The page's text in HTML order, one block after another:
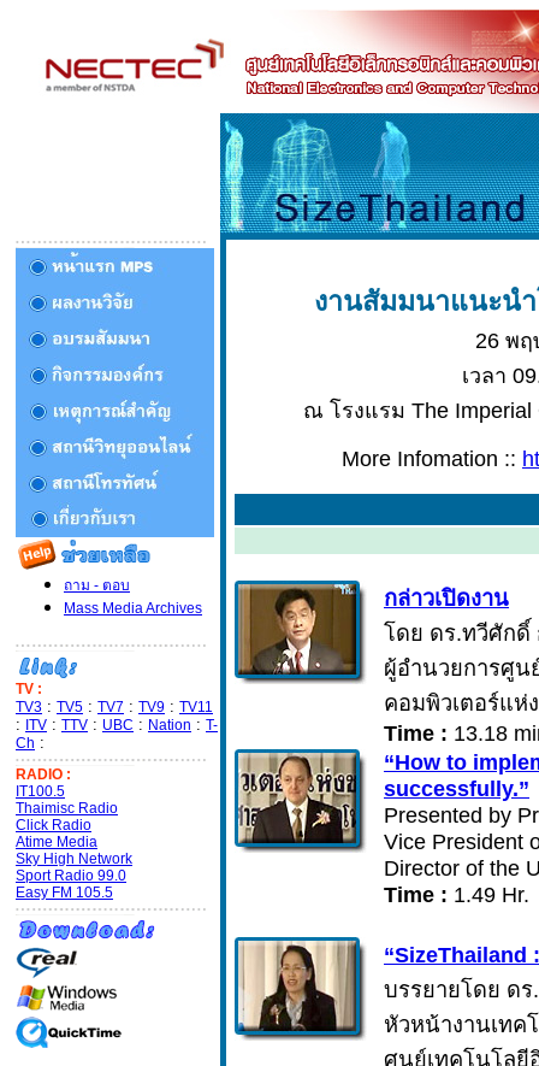
ถาม - ตอบ
Mass Media Archives
TV :
TV3 : TV5 : TV7 : TV9 : TV11
: ITV : TTV : UBC : Nation : T-
Ch :
RADIO :
IT100.5
Thaimisc Radio
Click Radio
Atime Media
Sky High Network
Sport Radio 99.0
Easy FM 105.5
งานสัมมนาแนะนำ
26 พฤ
เวลา
ณ โรงแรม The Imperial
More Infomation ::
กล่าวเปิดงาน
โดย ดร.ทวีศัก
ผู้อำนวยการศูน
คอมพิวเตอร์แห่
Time : 13.18
“How to
successfully.”
Presented by
Vice President
Director of the
Time : 1.49 Hr.
“SizeThailand
บรรยายโดย ด
หัวหน้างานเทค
ศูนย์เทคโนโลยี